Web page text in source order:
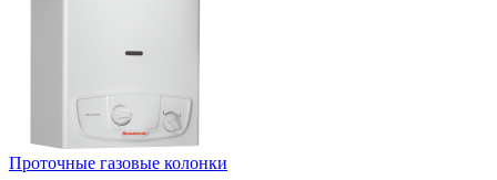
Проточные газовые колонки